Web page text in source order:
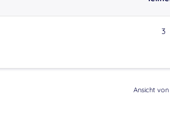
3
Ansicht